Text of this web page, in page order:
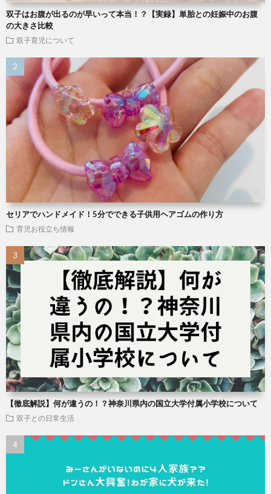
双子はお腹が出るのが早いって本当！？【実録】単胎との妊娠中のお腹
の大きさ比較
双子育児について
セリアでハンドメイド！5分でできる子供用ヘアゴムの作り方
育児お役立ち情報
【徹底解説】何が違うの！？神奈川県内の国立大学付属小学校について
双子との日常生活